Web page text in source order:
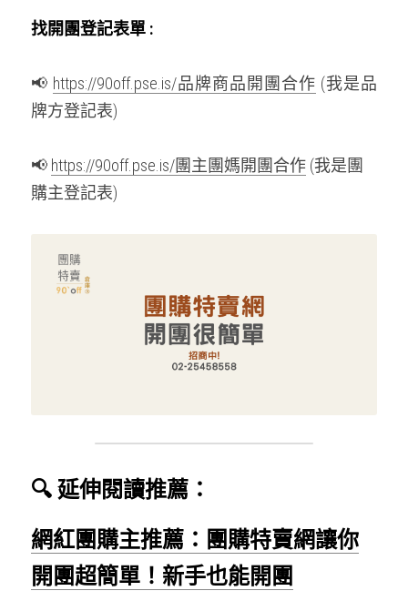
找開團登記表單 :
📢 https://90off.pse.is/品牌商品開團合作 (我是品
牌方登記表)
📢 https://90off.pse.is/團主團媽開團合作 (我是團
購主登記表)
🔍 延伸閱讀推薦：
網紅團購主推薦：團購特賣網讓你
開團超簡單！新手也能開團